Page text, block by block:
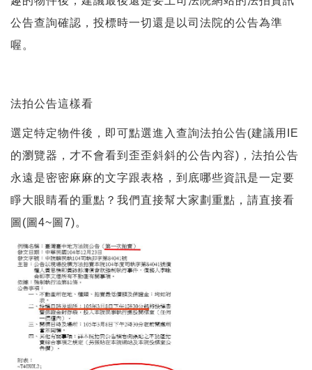
公告查詢確認，投標時一切還是以司法院的公告為準
喔。
法拍公告這樣看
選定特定物件後，即可點選進入查詢法拍公告(建議用IE
的瀏覽器，才不會看到歪歪斜斜的公告內容)，法拍公告
永遠是密密麻麻的文字跟表格，到底哪些資訊是一定要
睜大眼睛看的重點？我們直接幫大家劃重點，請直接看
圖(圖4~圖7)。